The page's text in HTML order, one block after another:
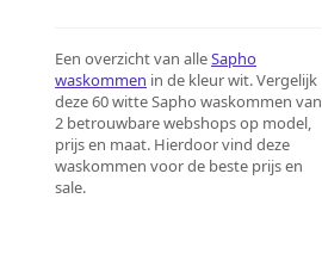
Een overzicht van alleSapho
waskommen in de kleur wit. Vergelijk
deze 60 witte Sapho waskommen van
2 betrouwbare webshops op model,
prijs en maat. Hierdoor vind deze
waskommen voor de beste prijs en
sale.